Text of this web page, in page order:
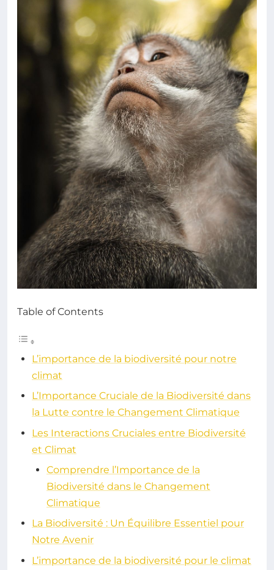
Table of Contents
L’importance de la biodiversité pour notre
climat
L’Importance Cruciale de la Biodiversité dans
la Lutte contre le Changement Climatique
Les Interactions Cruciales entre Biodiversité
et Climat
Comprendre l’Importance de la
Biodiversité dans le Changement
Climatique
La Biodiversité : Un Équilibre Essentiel pour
Notre Avenir
L’importance de la biodiversité pour le climat